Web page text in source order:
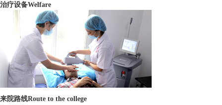
治疗设备Welfare
来院路线Route to the college